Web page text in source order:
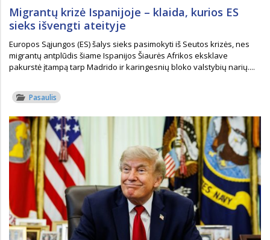
Migrantų krizė Ispanijoje – klaida, kurios ES
sieks išvengti ateityje
Europos Sąjungos (ES) šalys sieks pasimokyti iš Seutos krizės, nes
migrantų antplūdis šiame Ispanijos Šiaurės Afrikos eksklave
pakurstė įtampą tarp Madrido ir karingesnių bloko valstybių narių....
Pasaulis